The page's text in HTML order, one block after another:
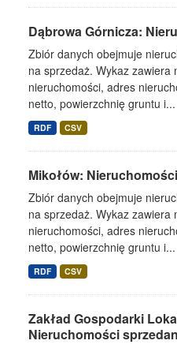
Dąbrowa Górnicza:
Zbiór danych obejmuje
na sprzedaż. Wykaz zawiera
nieruchomości, adres
netto, powierzchnię gruntu i...
RDF CSV
Mikołów:
Zbiór danych obejmuje
na sprzedaż. Wykaz zawiera
nieruchomości, adres
netto, powierzchnię gruntu i...
RDF CSV
Zakład Gospodarki
Nieruchomości